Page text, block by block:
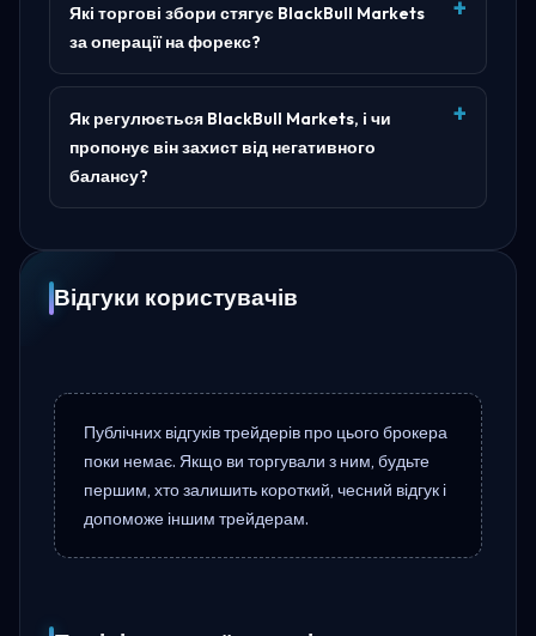
Які торгові збори стягує BlackBull Markets
за операції на форекс?
Як регулюється BlackBull Markets, і чи
пропонує він захист від негативного
балансу?
Відгуки користувачів
Публічних відгуків трейдерів про цього брокера
поки немає. Якщо ви торгували з ним, будьте
першим, хто залишить короткий, чесний відгук і
допоможе іншим трейдерам.